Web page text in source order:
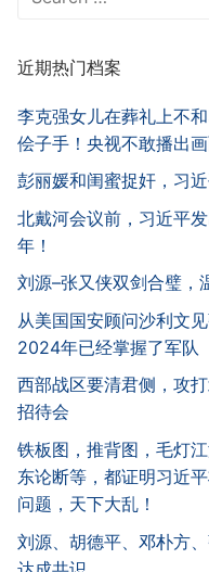
近期热门档案
李克强女儿在葬礼上不
侩子手！央视不敢播出
彭丽媛和闺蜜捉奸，习
北戴河会议前，习近平
年！
刘源–张又侠双剑合璧，
从美国国安顾问沙利文
2024年已经掌握了军队
西部战区要清君侧，攻
招待会
铁板图，推背图，毛灯
东论断等，都证明习近
问题，天下大乱！
刘源、胡德平、邓朴方